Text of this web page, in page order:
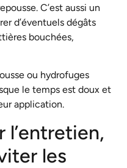
C’est aussi un
d’éventuels dégâts
bouchées,
ou hydrofuges
le temps est doux et
application.
l’entretien,
les